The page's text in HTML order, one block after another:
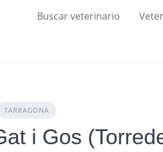
Buscar veterinario
TARRAGONA
i Gos